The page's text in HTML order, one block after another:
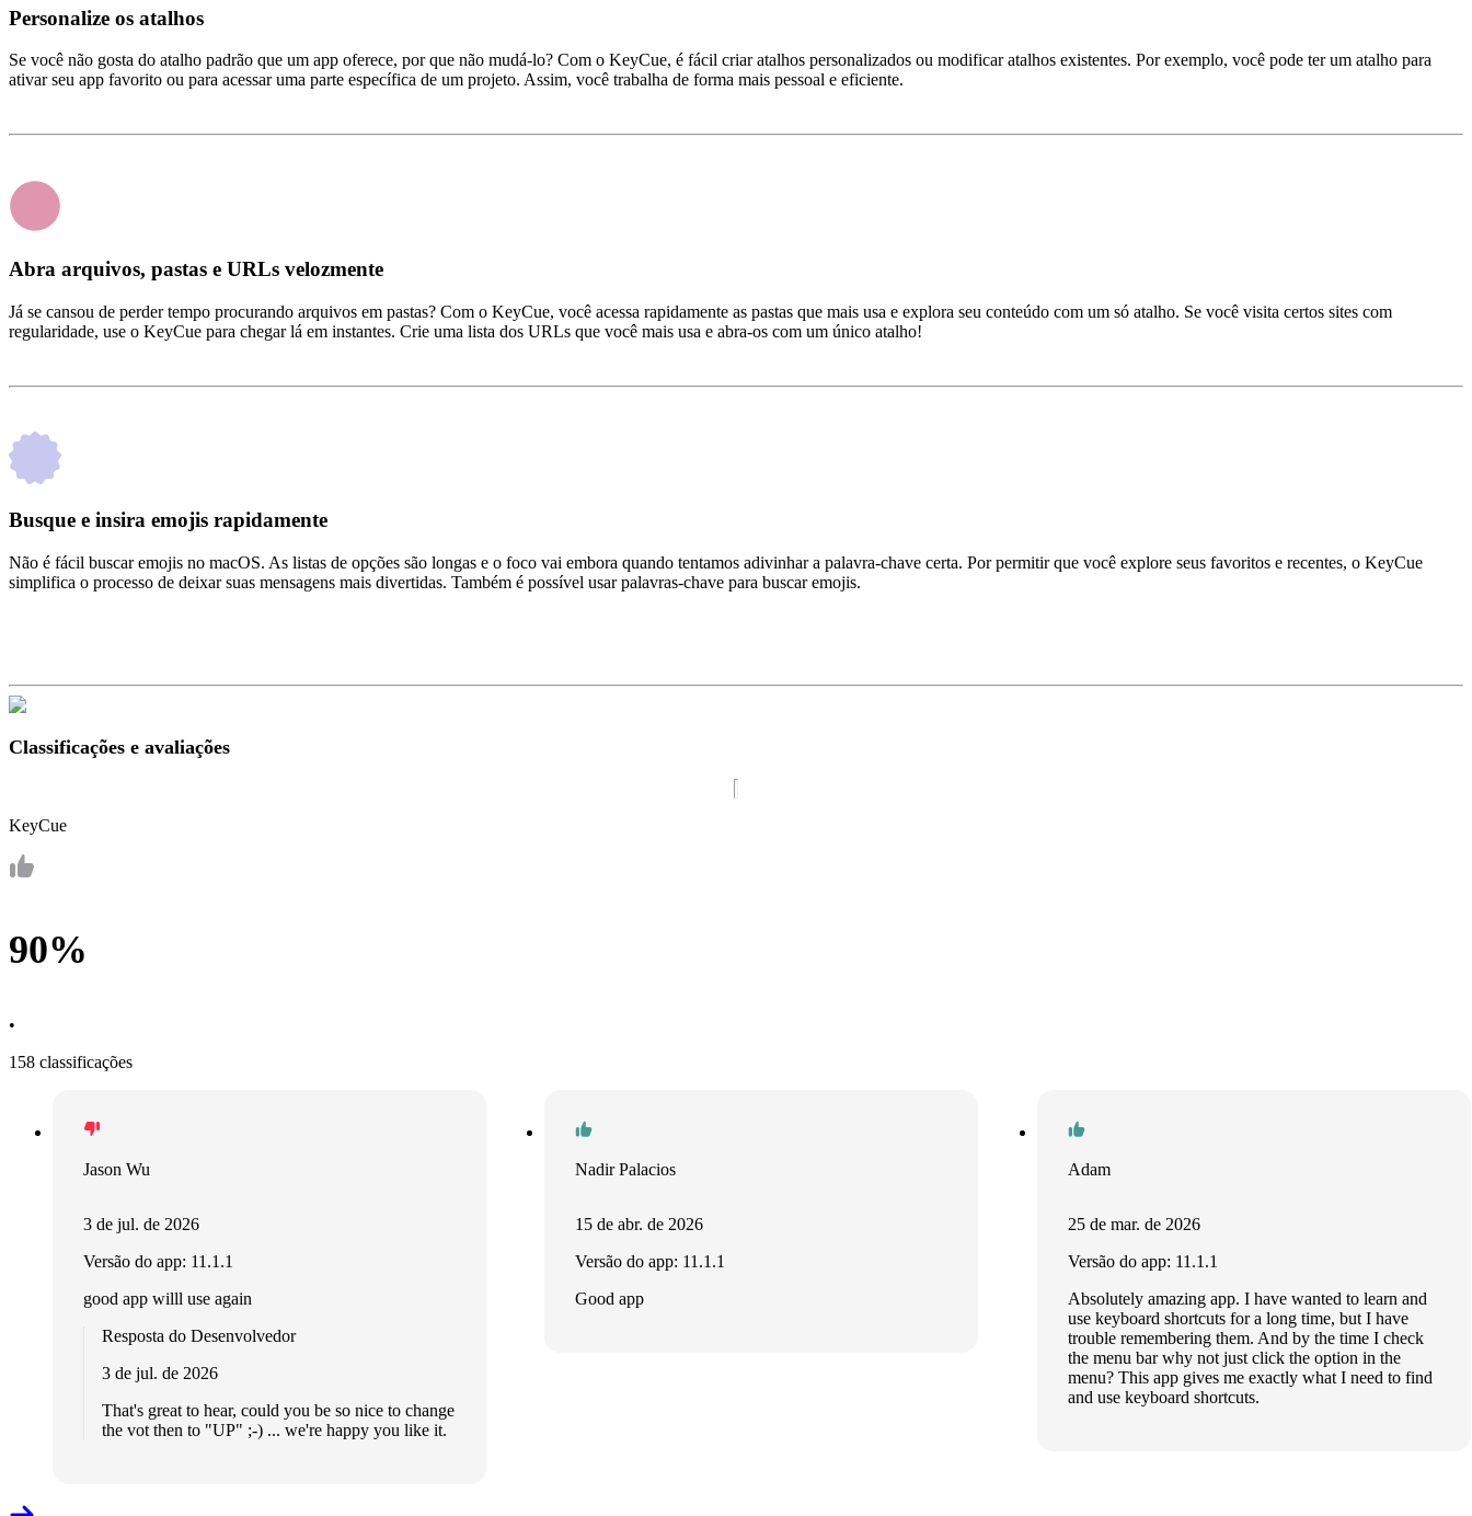
Personalize os atalhos
Se você não gosta do atalho padrão que um app oferece, por que não mudá‑lo? Com o KeyCue, é fácil criar atalhos personalizados ou modificar atalhos existentes. Por exemplo, você pode ter um atalho para
ativar seu app favorito ou para acessar uma parte específica de um projeto. Assim, você trabalha de forma mais pessoal e eficiente.
Abra arquivos, pastas e URLs velozmente
Já se cansou de perder tempo procurando arquivos em pastas? Com o KeyCue, você acessa rapidamente as pastas que mais usa e explora seu conteúdo com um só atalho. Se você visita certos sites com
regularidade, use o KeyCue para chegar lá em instantes. Crie uma lista dos URLs que você mais usa e abra‑os com um único atalho!
Busque e insira emojis rapidamente
Não é fácil buscar emojis no macOS. As listas de opções são longas e o foco vai embora quando tentamos adivinhar a palavra‑chave certa. Por permitir que você explore seus favoritos e recentes, o KeyCue
simplifica o processo de deixar suas mensagens mais divertidas. Também é possível usar palavras‑chave para buscar emojis.
Classificações e avaliações
KeyCue
90%
•
158 classificações
Jason Wu
3 de jul. de 2026
Versão do app: 11.1.1
good app willl use again
Resposta do Desenvolvedor
3 de jul. de 2026
That's great to hear, could you be so nice to change
the vot then to "UP" ;-) ... we're happy you like it.
Nadir Palacios
15 de abr. de 2026
Versão do app: 11.1.1
Good app
Adam
25 de mar. de 2026
Versão do app: 11.1.1
Absolutely amazing app. I have wanted to learn and
use keyboard shortcuts for a long time, but I have
trouble remembering them. And by the time I check
the menu bar why not just click the option in the
menu? This app gives me exactly what I need to find
and use keyboard shortcuts.